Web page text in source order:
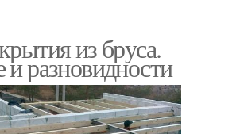
из бруса.
и разновидности